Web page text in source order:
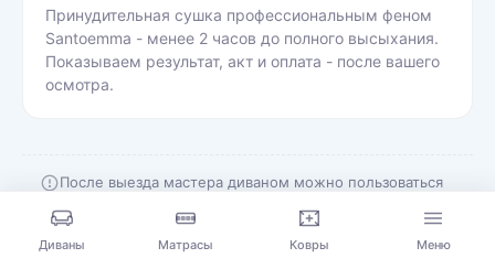
Принудительная сушка профессиональным феном
Santoemma - менее 2 часов до полного высыхания.
Показываем результат, акт и оплата - после вашего
осмотра.
После выезда мастера диваном можно пользоваться
до 24 часов</strong> - точное время зависит от
температуры в помещении, проветриваемости и
Диваны Матрасы Ковры Меню